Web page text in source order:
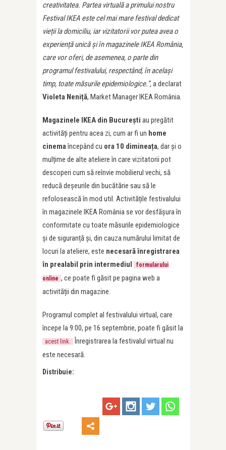
creativitatea. Partea virtuală a primului nostru
Festival IKEA este cel mai mare festival dedicat
vieții la domiciliu, iar vizitatorii vor putea avea o
experiență unică și în magazinele IKEA România,
care vor oferi, de asemenea, o parte din
programul festivalului, respectând, în același
timp, toate măsurile epidemiologice.”,a declarat
Violeta Neniță, Market Manager IKEA România.
Magazinele IKEA din București au pregătit
activități pentru acea zi, cum ar fi un home
cinemaîncepând cu ora 10 dimineața, dar și o
mulțime de alte ateliere în care vizitatorii pot
descoperi cum să reînvie mobilierul vechi, să
reducă deșeurile din bucătărie sau să le
refolosească în mod util. Activitățile festivalului
în magazinele IKEA România se vor desfășura în
conformitate cu toate măsurile epidemiologice
și de siguranță și, din cauza numărului limitat de
locuri la ateliere, este necesară înregistrarea
în prealabil prin intermediul
formularului
online , ce poate fi găsit pe pagina web a
activității din magazine.
Programul complet al festivalului virtual, care
începe la 9:00, pe 16 septembrie, poate fi găsit la
acest link. Înregistrarea la festivalul virtual nu
este necesară.
Distribuie: